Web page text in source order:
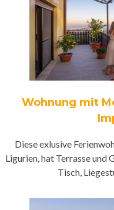
Wohnung mit
Diese exlusive
Ligurien, hat Terrasse
Tisch,